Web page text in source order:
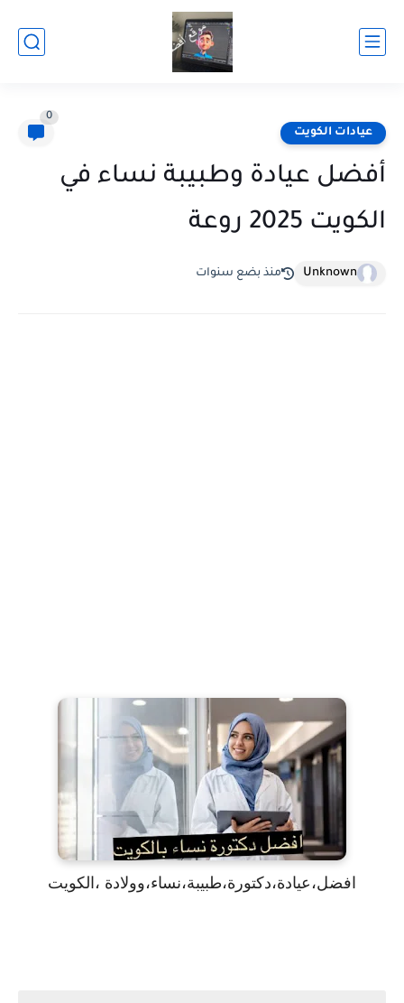
عيادات الكويت
0
أفضل عيادة وطبيبة نساء في
الكويت 2025 روعة
Unknown منذ بضع سنوات
افضل،عيادة،دكتورة،طبيبة،نساء،وولادة ،الكويت